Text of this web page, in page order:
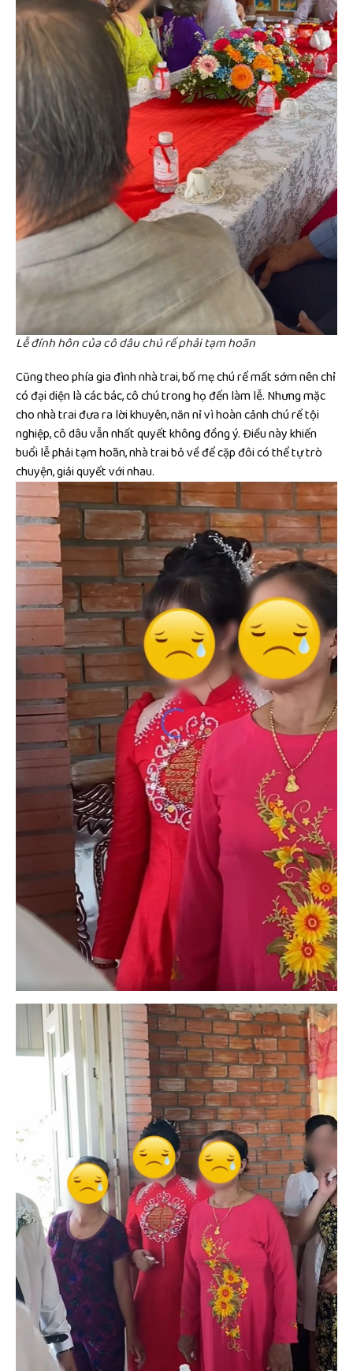
Lễ đính hôn của cô dâu chú rể phải tạm hoãn
Cũng theo phía gia đình nhà trai, bố mẹ chú rể mất sớm nên chỉ
có đại diện là các bác, cô chú trong họ đến làm lễ. Nhưng mặc
cho nhà trai đưa ra lời khuyên, năn nỉ vì hoàn cảnh chú rể tội
nghiệp, cô dâu vẫn nhất quyết không đồng ý. Điều này khiến
buổi lễ phải tạm hoãn, nhà trai bỏ về để cặp đôi có thể tự trò
chuyện, giải quyết với nhau.